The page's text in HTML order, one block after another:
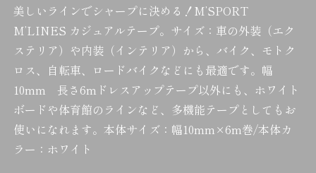
美しいラインでシャープに決める！M’SPORT
M’LINES カジュアルテープ。サイズ：車の外装（エク
ステリア）や内装（インテリア）から、バイク、モトク
ロス、自転車、ロードバイクなどにも最適です。幅
10mm 長さ6mドレスアップテープ以外にも、ホワイト
ボードや体育館のラインなど、多機能テープとしてもお
使いになれます。本体サイズ：幅10mm×6m巻/本体カ
ラー：ホワイト